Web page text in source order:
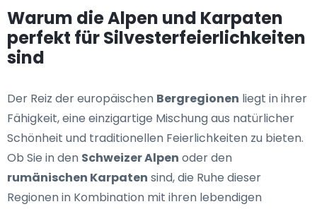
Warum die Alpen und Karpaten
perfekt für Silvesterfeierlichkeiten
sind
Der Reiz der europäischen Bergregionen liegt in ihrer
Fähigkeit, eine einzigartige Mischung aus natürlicher
Schönheit und traditionellen Feierlichkeiten zu bieten.
Ob Sie in den Schweizer Alpen oder den
rumänischen Karpaten sind, die Ruhe dieser
Regionen in Kombination mit ihren lebendigen